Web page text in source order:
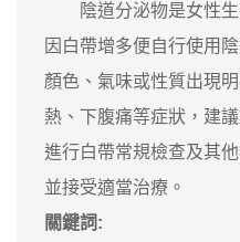
陰道分泌物是女性生
因白帶增多便自行使用
顏色、氣味或性質出現
熱、下腹痛等症狀，建
進行白帶常規檢查及其
並接受適當治療。
關鍵詞: